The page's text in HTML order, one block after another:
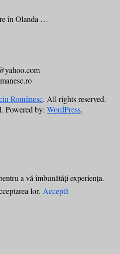
în Olanda …
Românesc. All rights reserved.
Powered by: WordPress.
a vă îmbunătăți experiența.
lor. Acceptă